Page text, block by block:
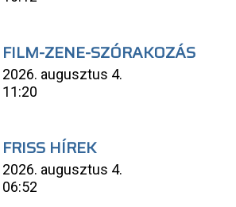
FILM-ZENE-SZÓRAKOZÁS
2026. augusztus 4.
11:20
FRISS HÍREK
2026. augusztus 4.
06:52